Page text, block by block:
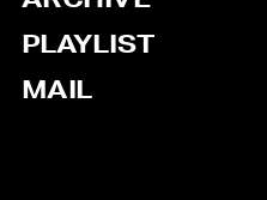
PLAYLIST
MAIL